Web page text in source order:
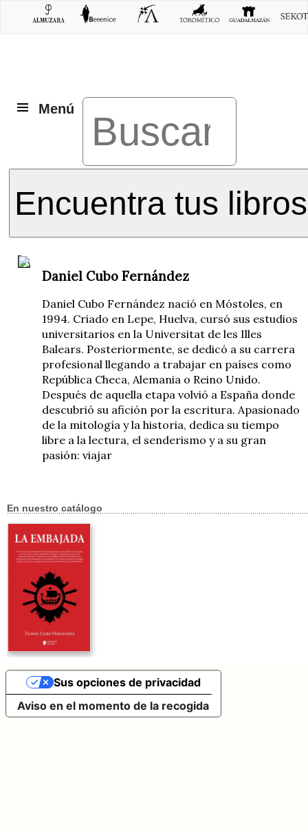
Menú
Encuentra tus libros
Daniel Cubo Fernández
Daniel Cubo Fernández nació en Móstoles, en
1994. Criado en Lepe, Huelva, cursó sus estudios
universitarios en la Universitat de les Illes
Balears. Posteriormente, se dedicó a su carrera
profesional llegando a trabajar en países como
República Checa, Alemania o Reino Unido.
Después de aquella etapa volvió a España donde
descubrió su afición por la escritura. Apasionado
de la mitología y la historia, dedica su tiempo
libre a la lectura, el senderismo y a su gran
pasión: viajar
En nuestro catálogo
Aviso en el momento de la recogida
Sus opciones de privacidad